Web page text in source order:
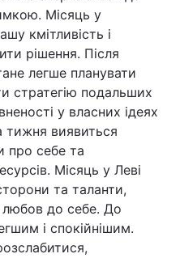
Місяць у
кмітливість і
рішення. Після
легше планувати
стратегію подальших
у власних ідеях
тижня виявиться
про себе та
Місяць у Леві
та таланти,
любов до себе. До
і спокійнішим.